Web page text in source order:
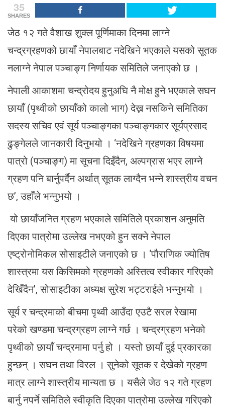
35
SHARES
जेठ १२ गते वैशाख शुक्ल पूर्णिमाका दिनमा लाग्ने
चन्द्रग्रहणको छायाँ नेपालबाट नदेखिने भएकाले यसको सूतक
नलाग्ने नेपाल पञ्चाङ्ग निर्णायक समितिले जनाएको छ ।
नेपाली आकाशमा चन्द्रोदय हुनुअघि नै मोक्ष हुने भएकाले सघन
छायाँ (पृथ्वीको छायाँको कालो भाग) देख्न नसकिने समितिका
सदस्य सचिव एवं सूर्य पञ्चाङ्गका पञ्चाङ्गकार सूर्यप्रसाद
ढुङ्गेलले जानकारी दिनुभयो । ‘नदेखिने ग्रहणका विषयमा
पात्रो (पञ्चाङ्ग) मा सूचना दिइँदैन, अल्पग्रास भएर लाग्ने
ग्रहण पनि बार्नुपर्दैन अर्थात् सूतक लाग्दैन भन्ने शास्त्रीय वचन
छ’, उहाँले भन्नुभयो ।
यो छायाँजनित ग्रहण भएकाले समितिले प्रकाशन अनुमति
दिएका पात्रोमा उल्लेख नभएको हुन सक्ने नेपाल
एष्ट्रोनोमिकल सोसाइटीले जनाएको छ । ‘पौराणिक ज्योतिष
शास्त्रमा यस किसिमको ग्रहणको अस्तित्व स्वीकार गरिएको
देखिँदैन’, सोसाइटीका अध्यक्ष सुरेश भट्टराईले भन्नुभयो ।
सूर्य र चन्द्रमाको बीचमा पृथ्वी आउँदा एउटै सरल रेखामा
परेको खण्डमा चन्द्रग्रहण लाग्ने गर्छ । चन्द्रग्रहण भनेको
पृथ्वीको छायाँ चन्द्रमामा पर्नु हो । यस्तो छायाँ दुई प्रकारका
हुन्छन् । सघन तथा विरल । सुनेको सूतक र देखेको ग्रहण
मात्र लाग्ने शास्त्रीय मान्यता छ । यसैले जेठ १२ गते ग्रहण
बार्नु नपर्ने समितिले स्वीकृति दिएका पात्रोमा उल्लेख गरिएको